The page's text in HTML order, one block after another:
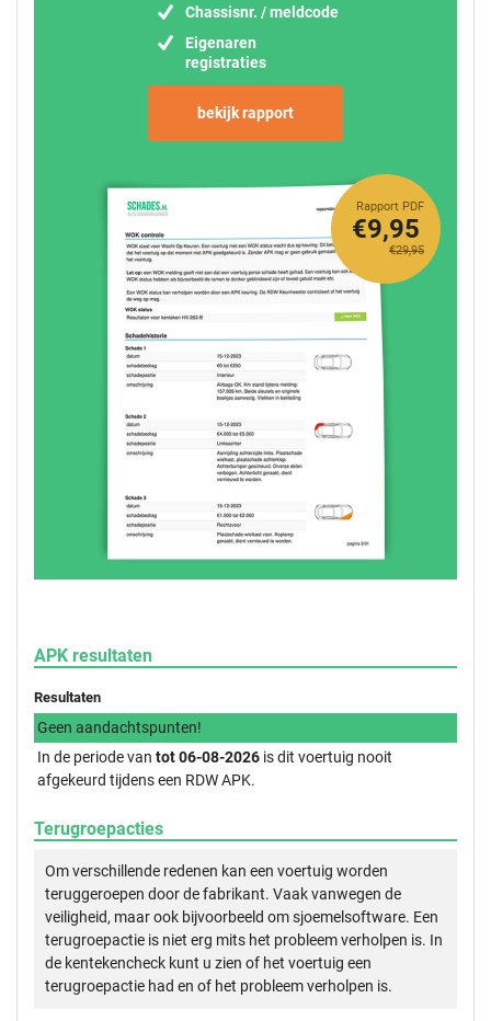
Chassisnr. / meldcode
Eigenaren
registraties
bekijk rapport
Rapport PDF
€29,95
€9,95
APK resultaten
Resultaten
Geen aandachtspunten!
In de periode van tot 06-08-2026 is dit voertuig nooit
afgekeurd tijdens een RDW APK.
Terugroepacties
Om verschillende redenen kan een voertuig worden
teruggeroepen door de fabrikant. Vaak vanwegen de
veiligheid, maar ook bijvoorbeeld om sjoemelsoftware. Een
terugroepactie is niet erg mits het probleem verholpen is. In
de kentekencheck kunt u zien of het voertuig een
terugroepactie had en of het probleem verholpen is.